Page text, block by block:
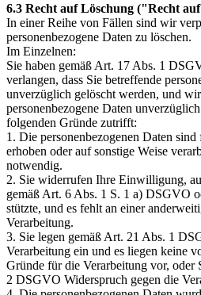
6.3 Recht auf Löschung ("Recht
In einer Reihe von Fällen sind wir
personenbezogene Daten zu löschen.
Im Einzelnen:
Sie haben gemäß Art. 17 Abs. 1
verlangen, dass Sie betreffende
unverzüglich gelöscht werden, und
personenbezogene Daten
folgenden Gründe zutrifft:
1. Die personenbezogenen Daten
erhoben oder auf sonstige Weise
notwendig.
2. Sie widerrufen Ihre Einwilligung,
gemäß Art. 6 Abs. 1 S. 1 a) DSGVO
stützte, und es fehlt an einer
Verarbeitung.
3. Sie legen gemäß Art. 21 Abs. 1
Verarbeitung ein und es liegen keine
Gründe für die Verarbeitung vor, oder
2 DSGVO Widerspruch gegen die